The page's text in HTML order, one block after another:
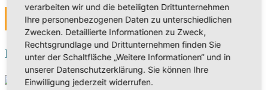
MEHR
DAS WORT
verarbeiten wir und die beteiligten Drittunternehmen
Ihre personenbezogenen Daten zu unterschiedlichen
Zwecken. Detaillierte Informationen zu Zweck,
Rechtsgrundlage und Drittunternehmen finden Sie
unter der Schaltfläche „Weitere Informationen“ und in
unserer Datenschutzerklärung. Sie können Ihre
Einwilligung jederzeit widerrufen.